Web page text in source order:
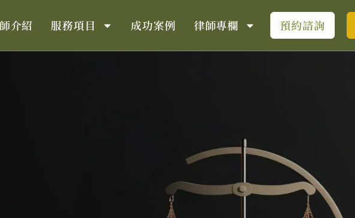
介紹 服務項目 成功案例 律師專欄 預約諮詢